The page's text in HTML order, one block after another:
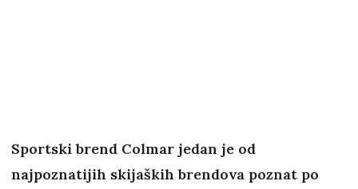
Sportski brend Colmar jedan je od
najpoznatijih skijaških brendova poznat po